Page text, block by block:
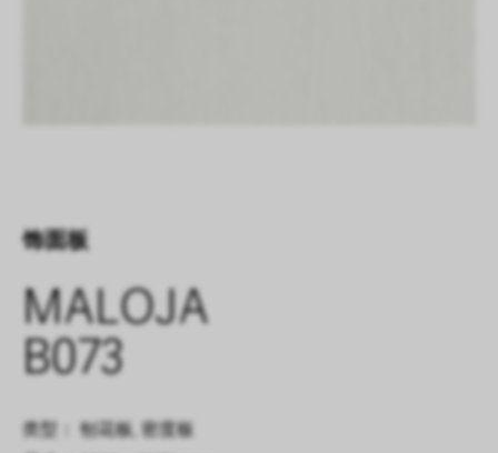
饰面板
MALOJA
B073
类型： 刨花板, 密度板